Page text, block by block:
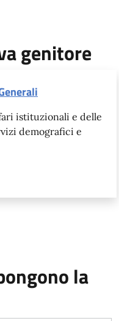
genitore
istituzionali e delle
demografici e
la